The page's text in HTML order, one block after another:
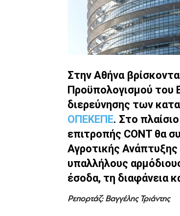
Στην Αθήνα
Προϋπολογισμού του
διερεύνησης των
ΟΠΕΚΕΠΕ. Στο
επιτροπής CONT θα
Αγροτικής
υπαλλήλους
έσοδα, τη διαφάνεια
Ρεπορτάζ: Βαγγέλης Τριάντης